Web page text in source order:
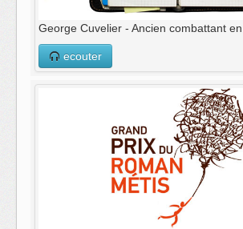
George Cuvelier - Ancien combattant
ecouter